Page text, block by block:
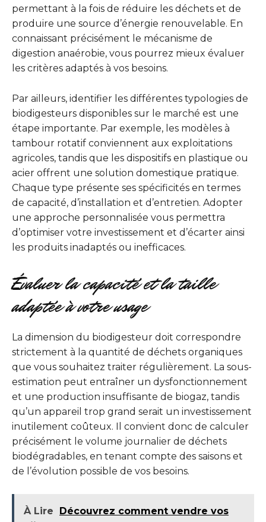
permettant à la fois de réduire les déchets et de
produire une source d’énergie renouvelable. En
connaissant précisément le mécanisme de
digestion anaérobie, vous pourrez mieux évaluer
les critères adaptés à vos besoins.
Par ailleurs, identifier les différentes typologies de
biodigesteurs disponibles sur le marché est une
étape importante. Par exemple, les modèles à
tambour rotatif conviennent aux exploitations
agricoles, tandis que les dispositifs en plastique ou
acier offrent une solution domestique pratique.
Chaque type présente ses spécificités en termes
de capacité, d’installation et d’entretien. Adopter
une approche personnalisée vous permettra
d’optimiser votre investissement et d’écarter ainsi
les produits inadaptés ou inefficaces.
Évaluer la capacité et la taille
adaptée à votre usage
La dimension du biodigesteur doit correspondre
strictement à la quantité de déchets organiques
que vous souhaitez traiter régulièrement. La sous-
estimation peut entraîner un dysfonctionnement
et une production insuffisante de biogaz, tandis
qu’un appareil trop grand serait un investissement
inutilement coûteux. Il convient donc de calculer
précisément le volume journalier de déchets
biodégradables, en tenant compte des saisons et
de l’évolution possible de vos besoins.
À Lire
Découvrez comment vendre vos